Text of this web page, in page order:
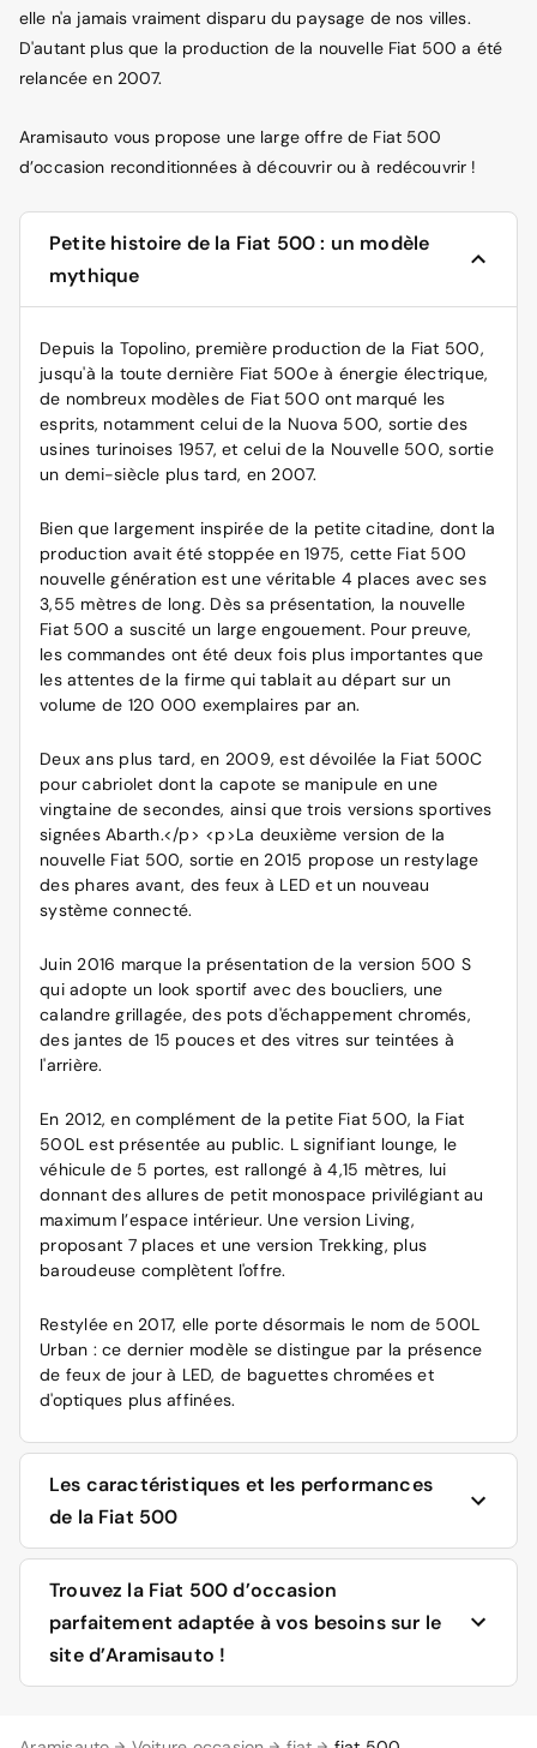
elle n'a jamais vraiment disparu du paysage de nos villes.
D'autant plus que la production de la nouvelle Fiat 500 a été
relancée en 2007.
Aramisauto vous propose une large offre de Fiat 500
d’occasion reconditionnées à découvrir ou à redécouvrir !
Petite histoire de la Fiat 500 : un modèle
mythique
Depuis la Topolino, première production de la Fiat 500,
jusqu'à la toute dernière Fiat 500e à énergie électrique,
de nombreux modèles de Fiat 500 ont marqué les
esprits, notamment celui de la Nuova 500, sortie des
usines turinoises 1957, et celui de la Nouvelle 500, sortie
un demi-siècle plus tard, en 2007.
Bien que largement inspirée de la petite citadine, dont la
production avait été stoppée en 1975, cette Fiat 500
nouvelle génération est une véritable 4 places avec ses
3,55 mètres de long. Dès sa présentation, la nouvelle
Fiat 500 a suscité un large engouement. Pour preuve,
les commandes ont été deux fois plus importantes que
les attentes de la firme qui tablait au départ sur un
volume de 120 000 exemplaires par an.
Deux ans plus tard, en 2009, est dévoilée la Fiat 500C
pour cabriolet dont la capote se manipule en une
vingtaine de secondes, ainsi que trois versions sportives
signées Abarth.</p> <p>La deuxième version de la
nouvelle Fiat 500, sortie en 2015 propose un restylage
des phares avant, des feux à LED et un nouveau
système connecté.
Juin 2016 marque la présentation de la version 500 S
qui adopte un look sportif avec des boucliers, une
calandre grillagée, des pots d'échappement chromés,
des jantes de 15 pouces et des vitres sur teintées à
l'arrière.
En 2012, en complément de la petite Fiat 500, la Fiat
500L est présentée au public. L signifiant lounge, le
véhicule de 5 portes, est rallongé à 4,15 mètres, lui
donnant des allures de petit monospace privilégiant au
maximum l’espace intérieur. Une version Living,
proposant 7 places et une version Trekking, plus
baroudeuse complètent l'offre.
Restylée en 2017, elle porte désormais le nom de 500L
Urban : ce dernier modèle se distingue par la présence
de feux de jour à LED, de baguettes chromées et
d'optiques plus affinées.
Les caractéristiques et les performances
de la Fiat 500
La Fiat 500 est disponible en deux motorisations diesel
et essence, délivrant une puissance maximale de 69 à
180 chevaux et une vitesse maximale située dans une
fourchette de 160 à 230 km/h. Les dimensions sont les
suivantes : longueur de 3 546 mm, largeur de 1 627 mm,
185 dm3.
Trouvez la Fiat 500 d’occasion
parfaitement adaptée à vos besoins sur le
site d’Aramisauto !